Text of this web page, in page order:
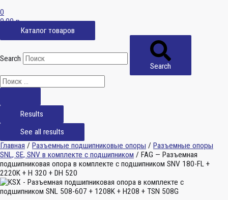
0
0,00р.
Каталог товаров
Search
Search
Results
See all results
Главная / Разъемные подшипниковые опоры / Разъемные опоры
SNL, SE, SNV в комплекте с подшипником / FAG — Разъемная
подшипниковая опора в комплекте с подшипником SNV 180-FL +
2220K + H 320 + DH 520